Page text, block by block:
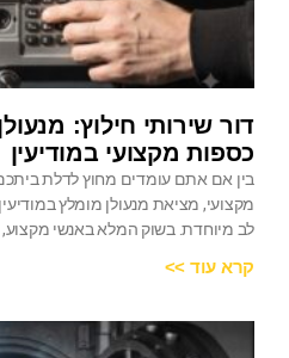
דור שירותי חילוץ:
כספות מקצועי במודיעין
בין אם אתם עומדים מחוץ לדלת
מקצועי, מציאת מנעולן מומלץ
לב מיוחדת. בשוק המלא באנשי
קרא עוד >>